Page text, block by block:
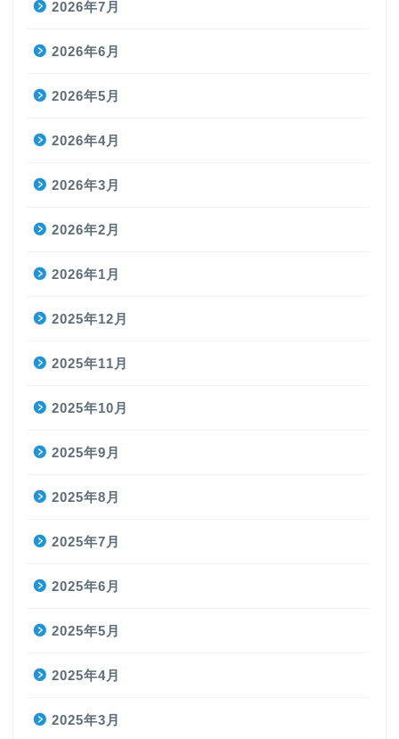
2026年7月
2026年6月
2026年5月
2026年4月
2026年3月
2026年2月
2026年1月
2025年12月
2025年11月
2025年10月
2025年9月
2025年8月
2025年7月
2025年6月
2025年5月
2025年4月
2025年3月